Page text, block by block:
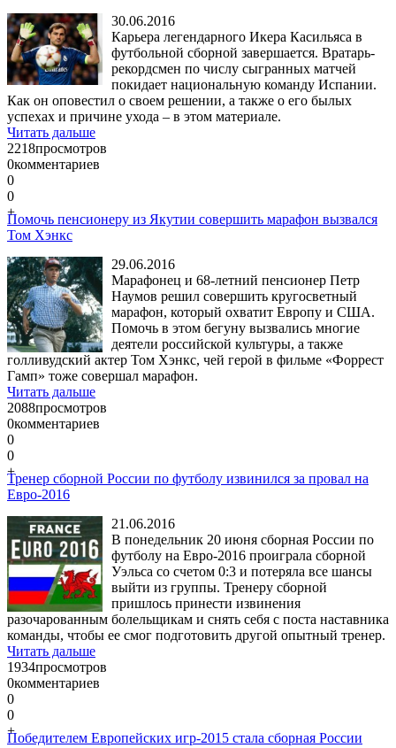
30.06.2016
Карьера легендарного Икера Касильяса в
футбольной сборной завершается. Вратарь-
рекордсмен по числу сыгранных матчей
покидает национальную команду Испании.
Как он оповестил о своем решении, а также о его былых
успехах и причине ухода – в этом материале.
Читать дальше
2218просмотров
0комментариев
0
0
+
Помочь пенсионеру из Якутии совершить марафон вызвался
Том Хэнкс
29.06.2016
Марафонец и 68-летний пенсионер Петр
Наумов решил совершить кругосветный
марафон, который охватит Европу и США.
Помочь в этом бегуну вызвались многие
деятели российской культуры, а также
голливудский актер Том Хэнкс, чей герой в фильме «Форрест
Гамп» тоже совершал марафон.
Читать дальше
2088просмотров
0комментариев
0
0
+
Тренер сборной России по футболу извинился за провал на
Евро-2016
21.06.2016
В понедельник 20 июня сборная России по
футболу на Евро-2016 проиграла сборной
Уэльса со счетом 0:3 и потеряла все шансы
выйти из группы. Тренеру сборной
пришлось принести извинения
разочарованным болельщикам и снять себя с поста наставника
команды, чтобы ее смог подготовить другой опытный тренер.
Читать дальше
1934просмотров
0комментариев
0
0
+
Победителем Европейских игр-2015 стала сборная России